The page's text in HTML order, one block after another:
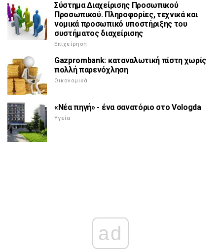
Σύστημα Διαχείρισης Προσωπικού
Προσωπικού. Πληροφορίες, τεχνικά και
νομικά προσωπικό υποστήριξης του
συστήματος διαχείρισης
Επιχείρηση
Gazprombank: καταναλωτική πίστη χωρίς
πολλή παρενόχληση
Οικονομικά
«Νέα πηγή» - ένα σανατόριο στο Vologda
Υγεία
ad